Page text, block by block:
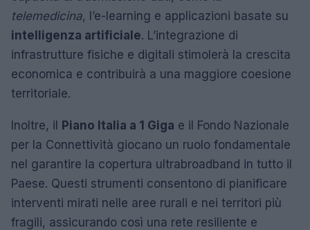
telemedicina, l’e-learning e applicazioni basate su
intelligenza artificiale. L’integrazione di
infrastrutture fisiche e digitali stimolerà la crescita
economica e contribuirà a una maggiore coesione
territoriale.
Inoltre, il Piano Italia a 1 Giga e il Fondo Nazionale
per la Connettività giocano un ruolo fondamentale
nel garantire la copertura ultrabroadband in tutto il
Paese. Questi strumenti consentono di pianificare
interventi mirati nelle aree rurali e nei territori più
fragili, assicurando così una rete resiliente e